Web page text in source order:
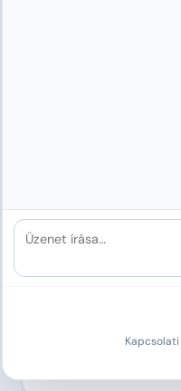
tanácsadóként a
Üzenet írása…